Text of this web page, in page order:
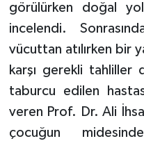
görülürken doğal
incelendi.
vücuttan atılırken bir
karşı gerekli tahliller
taburcu edilen
veren Prof. Dr. Ali
çocuğun